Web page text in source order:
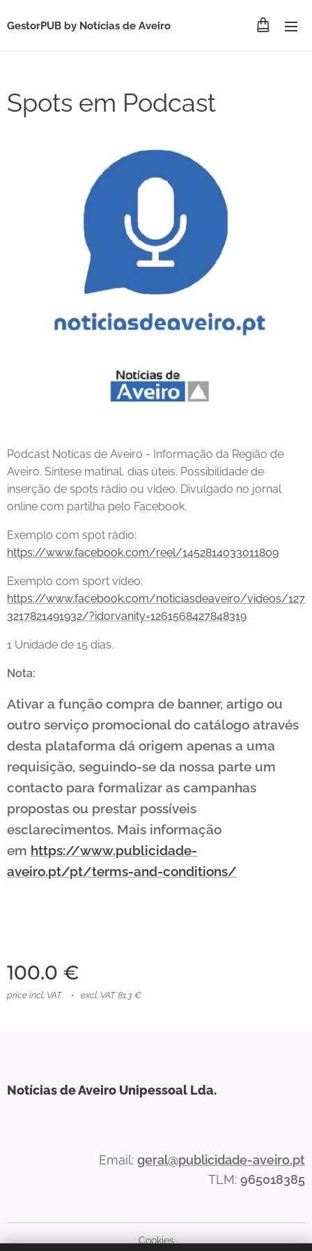
GestorPUB by Notícias de Aveiro
Spots em Podcast
Podcast Notícas de Aveiro - Informação da Região de
Aveiro. Síntese matinal, dias úteis. Possibilidade de
inserção de spots rádio ou vídeo. Divulgado no jornal
online com partilha pelo Facebook.
Exemplo com spot rádio:
https://www.facebook.com/reel/1452814033011809
Exemplo com sport vídeo:
https://www.facebook.com/noticiasdeaveiro/videos/127
3217821491932/?idorvanity=1261568427848319
1 Unidade de 15 dias.
Nota:
Ativar a função compra de banner, artigo ou
outro serviço promocional do catálogo através
desta plataforma dá origem apenas a uma
requisição, seguindo-se da nossa parte um
contacto para formalizar as campanhas
propostas ou prestar possíveis
esclarecimentos. Mais informação
em https://www.publicidade-
aveiro.pt/pt/terms-and-conditions/
100.0 €
price incl. VAT excl. VAT 81.3 €
Notícias de Aveiro Unipessoal Lda.
Email: geral@publicidade-aveiro.pt
TLM: 965018385
Cookies